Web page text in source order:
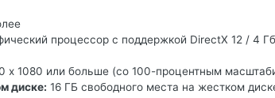
процессор с поддержкой DirectX 12 / 4
x 1080 или больше (со 100-процентным
диске: 16 ГБ свободного места на жестком